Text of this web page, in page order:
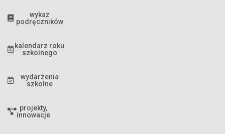
wykaz
podręczników
kalendarz roku
szkolnego
wydarzenia
szkolne
projekty,
innowacje